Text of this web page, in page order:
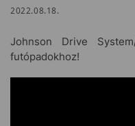
2022.08.18.
Johnson Drive
futópadokhoz!